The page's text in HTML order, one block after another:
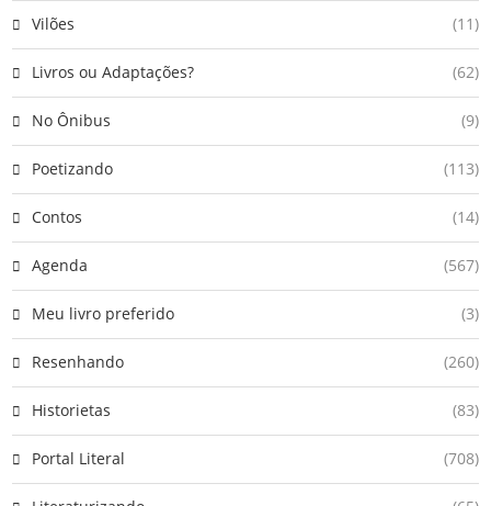
Vilões (11)
Livros ou Adaptações? (62)
No Ônibus (9)
Poetizando (113)
Contos (14)
Agenda (567)
Meu livro preferido (3)
Resenhando (260)
Historietas (83)
Portal Literal (708)